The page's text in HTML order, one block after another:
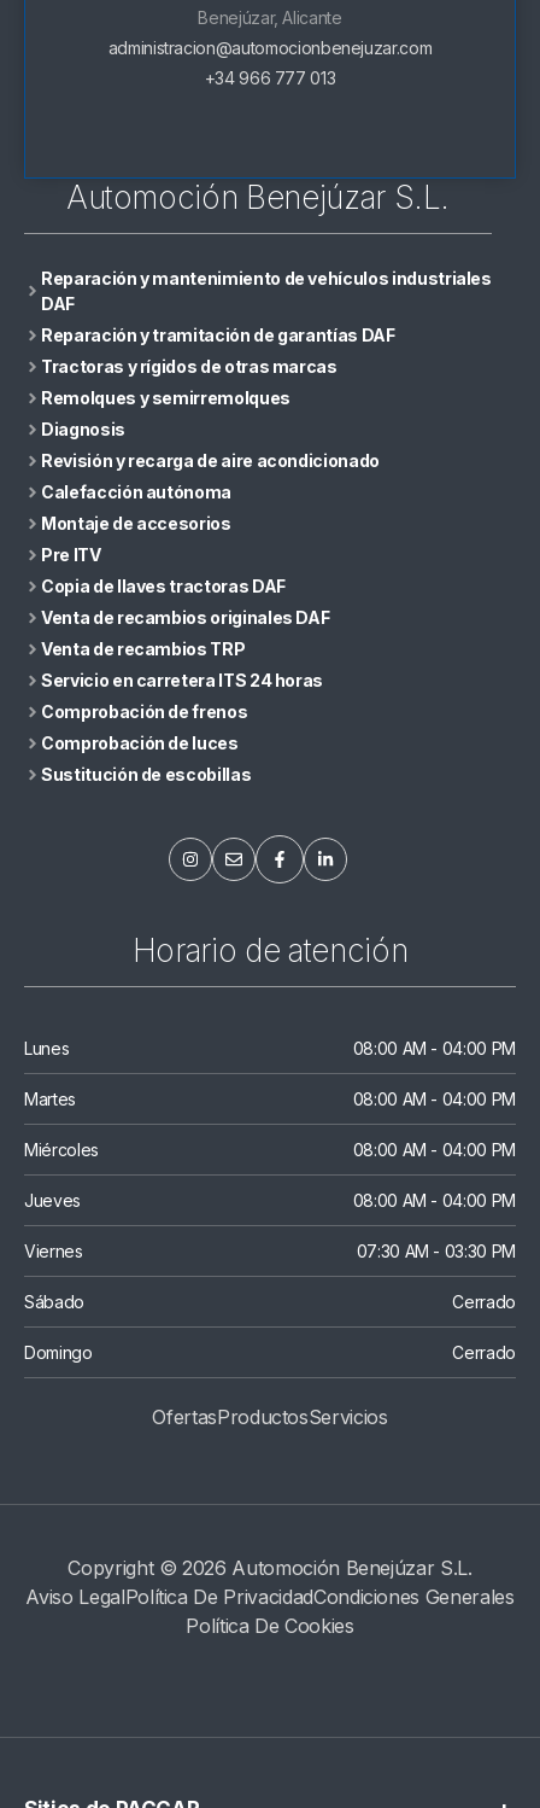
Automoción Benejúzar S.L.
Reparación y mantenimiento de vehículos industriales
DAF
Reparación y tramitación de garantías DAF
Tractoras y rígidos de otras marcas
Remolques y semirremolques
Diagnosis
Revisión y recarga de aire acondicionado
Calefacción autónoma
Montaje de accesorios
Pre ITV
Copia de llaves tractoras DAF
Venta de recambios originales DAF
Venta de recambios TRP
Servicio en carretera ITS 24 horas
Comprobación de frenos
Comprobación de luces
Sustitución de escobillas
Benejúzar, Alicante
administracion@automocionbenejuzar.com
+34 966 777 013
Horario de atención
Lunes 08:00 AM - 04:00 PM
Martes 08:00 AM - 04:00 PM
Miércoles 08:00 AM - 04:00 PM
Jueves 08:00 AM - 04:00 PM
Viernes 07:30 AM - 03:30 PM
Sábado Cerrado
Domingo Cerrado
OfertasProductosSErvicios
Copyright © 2026 Automoción Benejúzar S.L.
Aviso LegalPolítica De PrivacidadCondiciones Generales
Política De Cookies